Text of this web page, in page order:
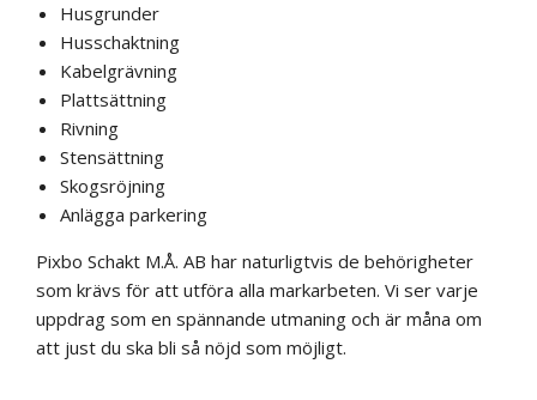
Husgrunder
Husschaktning
Kabelgrävning
Plattsättning
Rivning
Stensättning
Skogsröjning
Anlägga parkering
Pixbo Schakt M.Å. AB har naturligtvis de behörigheter
som krävs för att utföra alla markarbeten. Vi ser varje
uppdrag som en spännande utmaning och är måna om
att just du ska bli så nöjd som möjligt.